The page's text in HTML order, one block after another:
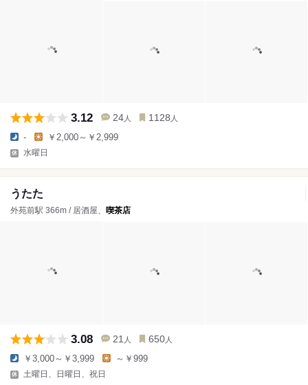
3.12 24 人 1128 人
- ￥2,000～￥2,999
水曜日
うたた
外苑前駅 366m / 居酒屋、 喫茶店
3.08 21 人 650 人
￥3,000～￥3,999 ～￥999
土曜日、日曜日、祝日